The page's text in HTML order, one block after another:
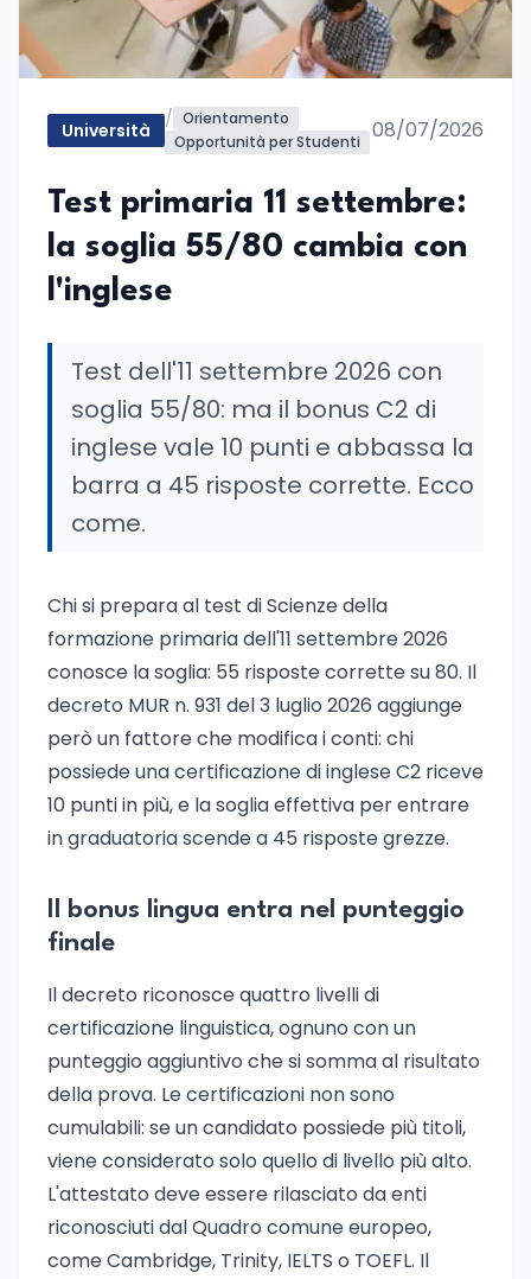
Università / Orientamento
Opportunità per Studenti
08/07/2026
Test primaria 11 settembre:
la soglia 55/80 cambia con
l'inglese
Test dell'11 settembre 2026 con
soglia 55/80: ma il bonus C2 di
inglese vale 10 punti e abbassa la
barra a 45 risposte corrette. Ecco
come.
Chi si prepara al test di Scienze della
formazione primaria dell'11 settembre 2026
conosce la soglia: 55 risposte corrette su 80. Il
decreto MUR n. 931 del 3 luglio 2026 aggiunge
però un fattore che modifica i conti: chi
possiede una certificazione di inglese C2 riceve
10 punti in più, e la soglia effettiva per entrare
in graduatoria scende a 45 risposte grezze.
Il bonus lingua entra nel punteggio
finale
Il decreto riconosce quattro livelli di
certificazione linguistica, ognuno con un
punteggio aggiuntivo che si somma al risultato
della prova. Le certificazioni non sono
cumulabili: se un candidato possiede più titoli,
viene considerato solo quello di livello più alto.
L'attestato deve essere rilasciato da enti
riconosciuti dal Quadro comune europeo,
come Cambridge, Trinity, IELTS o TOEFL. Il